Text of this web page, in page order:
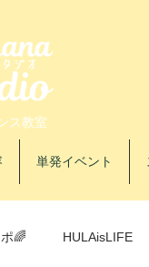
ス教室
単発イベント
🌈 HULAisLIFE